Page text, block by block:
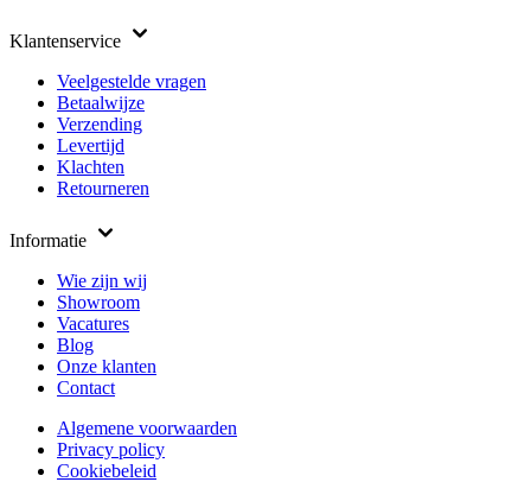
Klantenservice
Veelgestelde vragen
Betaalwijze
Verzending
Levertijd
Klachten
Retourneren
Informatie
Wie zijn wij
Showroom
Vacatures
Blog
Onze klanten
Contact
Algemene voorwaarden
Privacy policy
Cookiebeleid